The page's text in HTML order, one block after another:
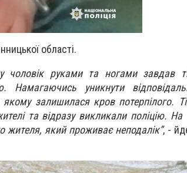
області.
руками та ногами завдав
уникнути
залишилася кров потерпілого.
та відразу викликали поліцію. На
жителя, який проживає неподалік”, -